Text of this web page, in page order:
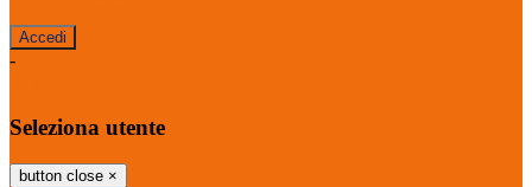
-
Seleziona utente
button close ×